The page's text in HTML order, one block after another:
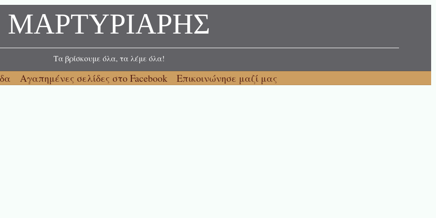
ΜΑΡΤΥΡΙΑΡΗΣ
Τα βρίσκουμε όλα, τα λέμε όλα!
Αγαπημένες σελίδες στο Facebook Επικοινώνησε μαζί μας